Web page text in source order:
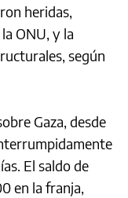
heridas,
ONU, y la
según
Gaza, desde
El saldo de
en la franja,